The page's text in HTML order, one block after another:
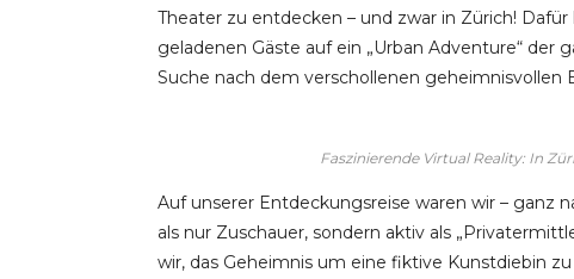
Theater zu entdecken – und zwar in Zürich!
geladenen Gäste auf ein „Urban Adventure“ der
Suche nach dem verschollenen geheimnisvollen
Faszinierende Virtual Reality: In
Auf unserer Entdeckungsreise waren wir – ganz
als nur Zuschauer, sondern aktiv als
wir, das Geheimnis um eine fiktive Kunstdiebin